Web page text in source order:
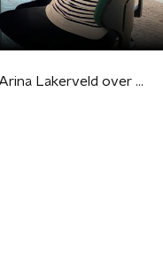
Klaas den Tek en Arina Lakerveld over datingfraude